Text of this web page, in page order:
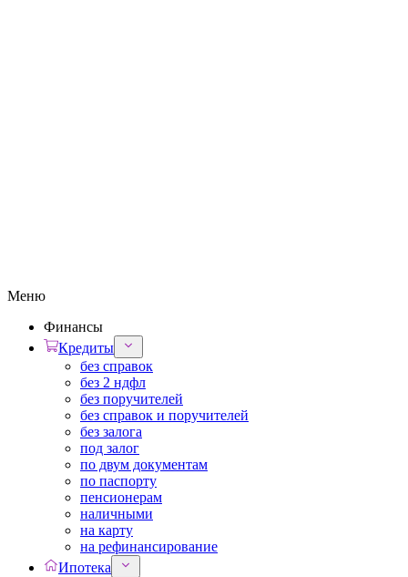
Меню
Финансы
Кредиты
без справок
без 2 ндфл
без поручителей
без справок и поручителей
без залога
под залог
по двум документам
по паспорту
пенсионерам
наличными
на карту
на рефинансирование
Ипотека